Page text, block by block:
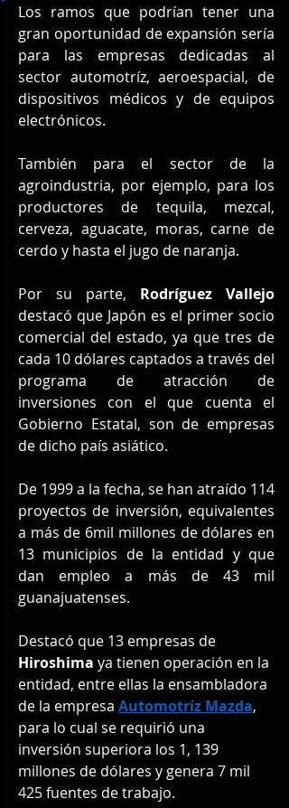
Los ramos que podrían tener una
gran oportunidad de expansión sería
para las empresas dedicadas al
sector automotríz, aeroespacial, de
dispositivos médicos y de equipos
electrónicos.
También para el sector de la
agroindustria, por ejemplo, para los
productores de tequila, mezcal,
cerveza, aguacate, moras, carne de
cerdo y hasta el jugo de naranja.
Por su parte, Rodríguez Vallejo
destacó que Japón es el primer socio
comercial del estado, ya que tres de
cada 10 dólares captados a través del
programa de atracción de
inversiones con el que cuenta el
Gobierno Estatal, son de empresas
de dicho país asiático.
De 1999 a la fecha, se han atraído 114
proyectos de inversión, equivalentes
a más de 6mil millones de dólares en
13 municipios de la entidad y que
dan empleo a más de 43 mil
guanajuatenses.
Destacó que 13 empresas de
Hiroshima ya tienen operación en la
entidad, entre ellas la ensambladora
de la empresa Automotríz Mazda,
para lo cual se requirió una
inversión superiora los 1, 139
millones de dólares y genera 7 mil
425 fuentes de trabajo.